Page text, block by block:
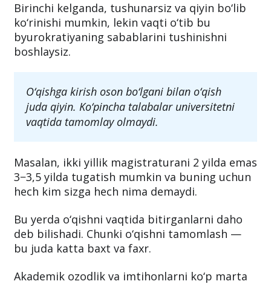
Birinchi kelganda, tushunarsiz va qiyin bo‘lib
ko‘rinishi mumkin, lekin vaqti o‘tib bu
byurokratiyaning sabablarini tushinishni
boshlaysiz.
O‘qishga kirish oson bo‘lgani bilan o‘qish
juda qiyin. Ko‘pincha talabalar universitetni
vaqtida tamomlay olmaydi.
Masalan, ikki yillik magistraturani 2 yilda emas
3−3,5 yilda tugatish mumkin va buning uchun
hech kim sizga hech nima demaydi.
Bu yerda o‘qishni vaqtida bitirganlarni daho
deb bilishadi. Chunki o‘qishni tamomlash —
bu juda katta baxt va faxr.
Akademik ozodlik va imtihonlarni ko‘p marta